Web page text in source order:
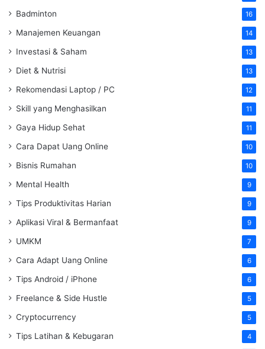
Badminton 16
Manajemen Keuangan 14
Investasi & Saham 13
Diet & Nutrisi 13
Rekomendasi Laptop / PC 12
Skill yang Menghasilkan 11
Gaya Hidup Sehat 11
Cara Dapat Uang Online 10
Bisnis Rumahan 10
Mental Health 9
Tips Produktivitas Harian 9
Aplikasi Viral & Bermanfaat 9
UMKM 7
Cara Adapt Uang Online 6
Tips Android / iPhone 6
Freelance & Side Hustle 5
Cryptocurrency 5
Tips Latihan & Kebugaran 4